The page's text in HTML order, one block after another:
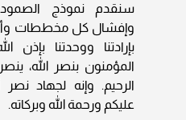
سنقدم نموذج الصمود
وإفشال كل مخططات
بإرادتنا ووحدتنا بإذن
المؤمنون بنصر الله،
الرحيم. وإنه لجهاد
عليكم ورحمة الله وبركاته.